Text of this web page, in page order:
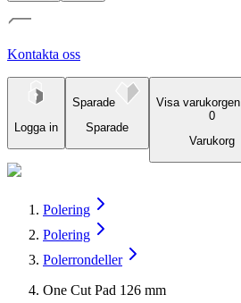
Kontakta oss
Logga in
Sparade
Sparade
Visa varukorgen
0
Varukorg
Polering
Polering
Polerrondeller
One Cut Pad 126 mm